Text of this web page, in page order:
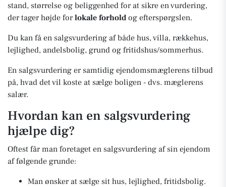
stand, størrelse og beliggenhed for at sikre en vurdering,
der tager højde forlokale forhold og efterspørgslen.
Du kan få en salgsvurdering af både hus, villa, rækkehus,
lejlighed, andelsbolig, grund og fritidshus/sommerhus.
En salgsvurdering er samtidig ejendomsmæglerens tilbud
på, hvad det vil koste at sælge boligen - dvs. mæglerens
salær.
Hvordan kan en salgsvurdering
hjælpe dig?
Oftest får man foretaget en salgsvurdering af sin ejendom
af følgende grunde:
Man ønsker at sælge sit hus, lejlighed, fritidsbolig.